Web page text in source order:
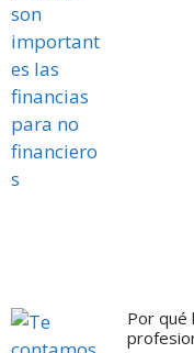
Por qué